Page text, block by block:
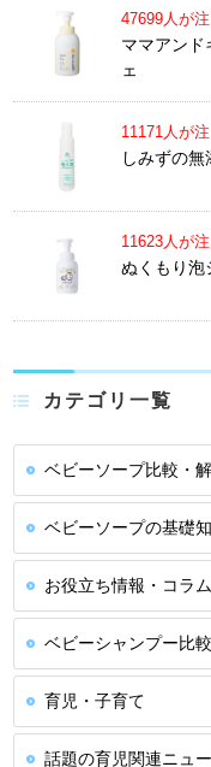
47699人が注
ママアンド
ェ
11171人が注
しみずの
11623人が注
ぬくもり泡
カテゴリ一覧
ベビーソープ比較・
ベビーソープの基礎
お役立ち情報・コラム
ベビーシャンプー比
育児・子育て
話題の育児関連ニュ